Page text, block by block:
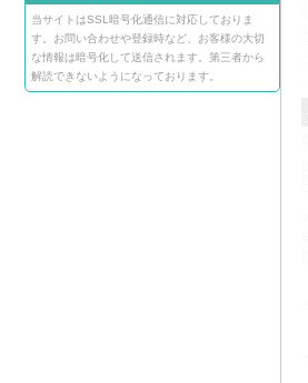
当サイトはSSL暗号化通信に対応しておりま
す。お問い合わせや登録時など、お客様の大切
な情報は暗号化して送信されます。第三者から
解読できないようになっております。